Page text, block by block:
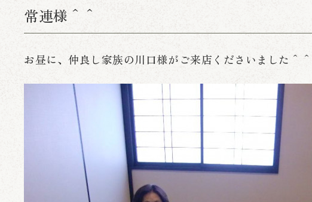
常連様＾＾
お昼に、仲良し家族の川口様がご来店くださいました＾＾